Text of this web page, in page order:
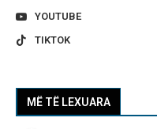
YOUTUBE
TIKTOK
MË TË LEXUARA